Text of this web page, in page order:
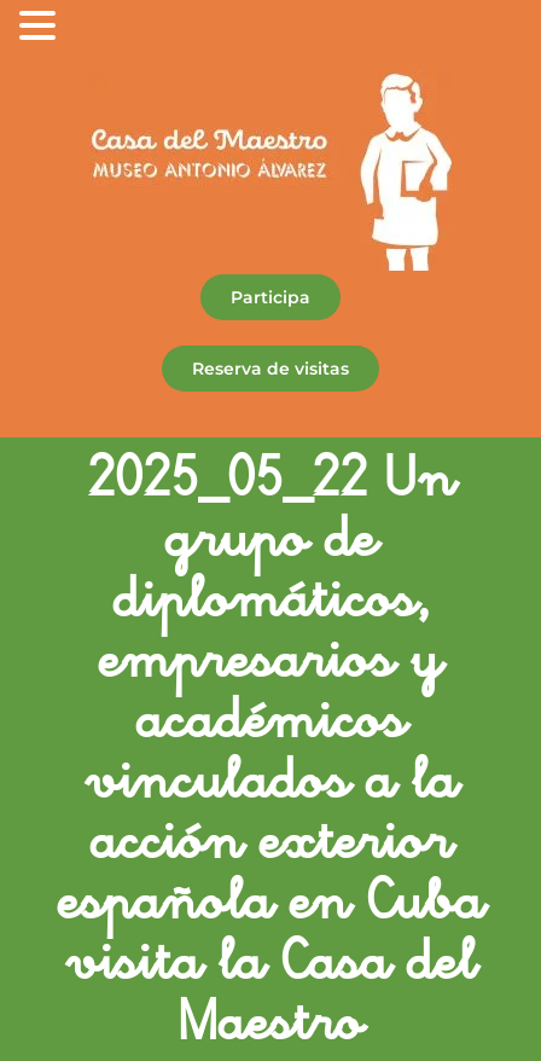
Participa
Reserva de visitas
2025_05_22 Un
grupo de
diplomáticos,
empresarios y
académicos
vinculados a la
acción exterior
española en Cuba
visita la Casa del
Maestro